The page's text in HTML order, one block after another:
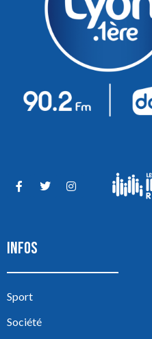
INFOS
Sport
Société